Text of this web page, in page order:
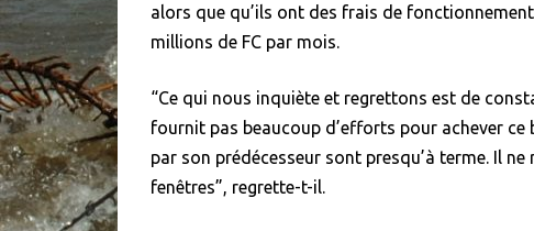
alors que qu’ils ont des frais de
millions de FC par mois.
“Ce qui nous inquiète et regrettons est de
fournit pas beaucoup d’efforts pour achever
par son prédécesseur sont presqu’à terme. Il
fenêtres”, regrette-t-il.